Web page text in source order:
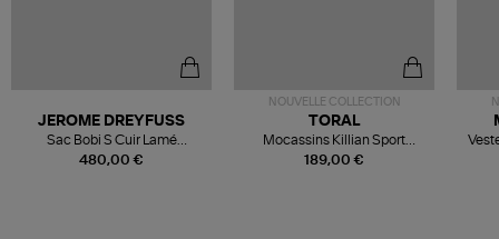
480,00 €
JEROME DREYFUSS
Sac Bobi S Cuir Lamé
Champagne
NOUVELLE COLLECTION
189,00 €
TORAL
Mocassins Killian Sport
Mousse